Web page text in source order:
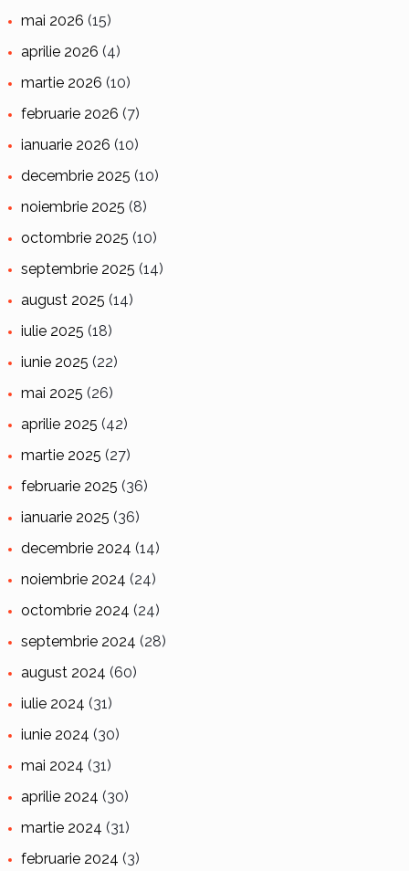
mai 2026 (15)
aprilie 2026 (4)
martie 2026 (10)
februarie 2026 (7)
ianuarie 2026 (10)
decembrie 2025 (10)
noiembrie 2025 (8)
octombrie 2025 (10)
septembrie 2025 (14)
august 2025 (14)
iulie 2025 (18)
iunie 2025 (22)
mai 2025 (26)
aprilie 2025 (42)
martie 2025 (27)
februarie 2025 (36)
ianuarie 2025 (36)
decembrie 2024 (14)
noiembrie 2024 (24)
octombrie 2024 (24)
septembrie 2024 (28)
august 2024 (60)
iulie 2024 (31)
iunie 2024 (30)
mai 2024 (31)
aprilie 2024 (30)
martie 2024 (31)
februarie 2024 (3)